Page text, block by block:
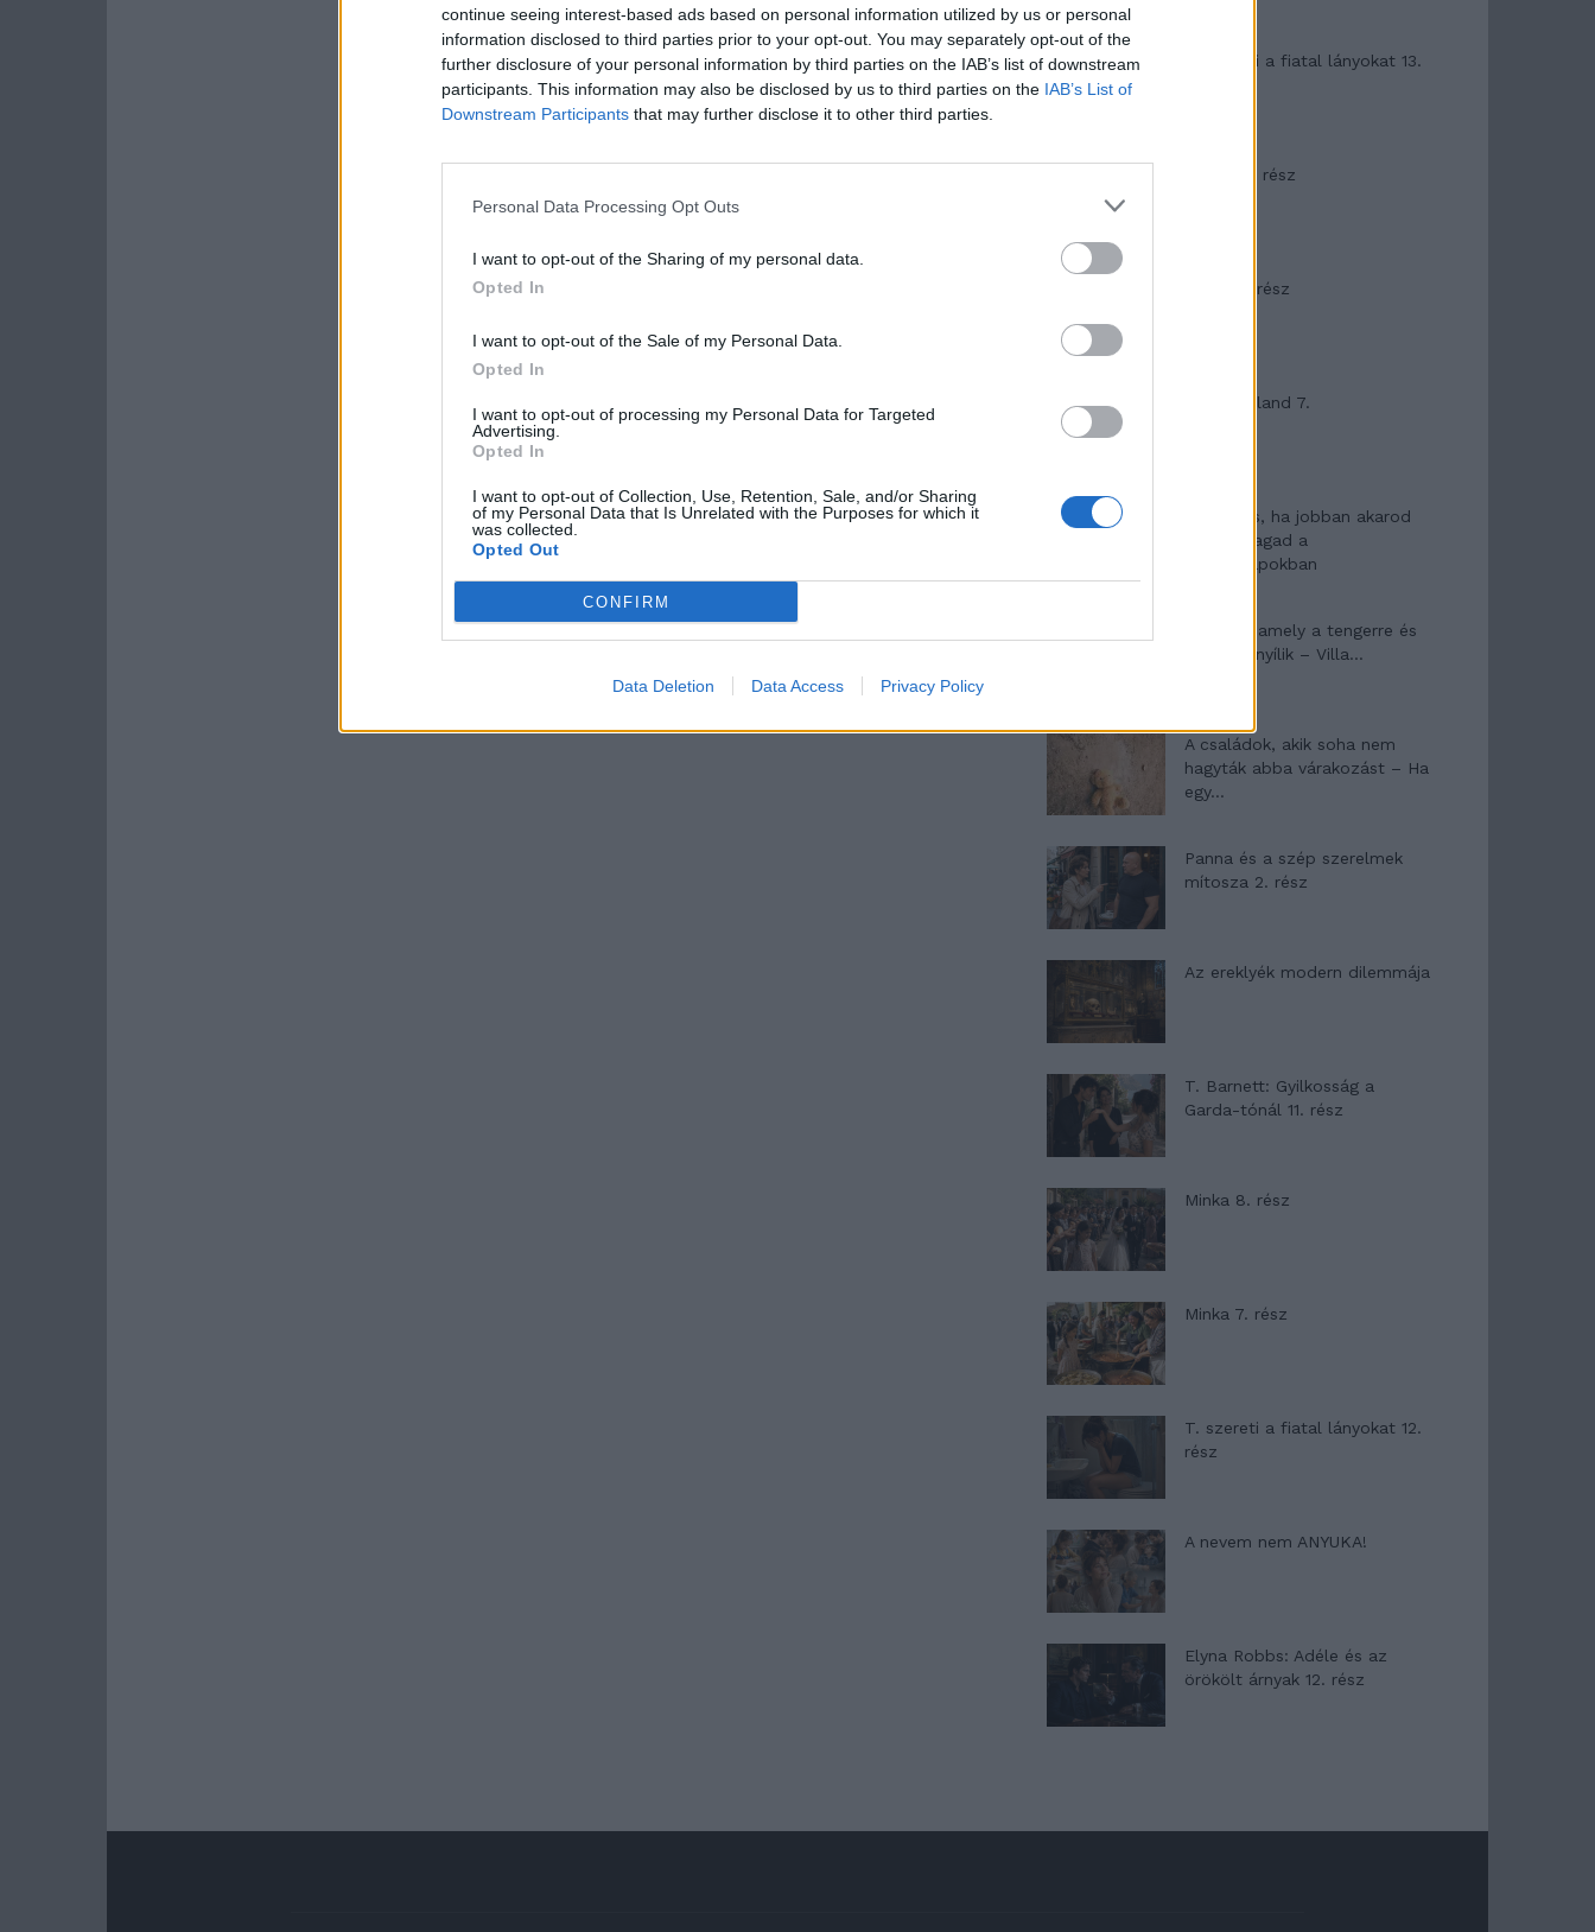
continue seeing interest-based ads based on personal information utilized by us or personal
information disclosed to third parties prior to your opt-out. You may separately opt-out of the
further disclosure of your personal information by third parties on the IAB’s list of downstream
participants. This information may also be disclosed by us to third parties on the IAB’s List of
Downstream Participants that may further disclose it to other third parties.
Personal Data Processing Opt Outs
I want to opt-out of the Sharing of my personal data.
Opted In
I want to opt-out of the Sale of my Personal Data.
Opted In
I want to opt-out of processing my Personal Data for Targeted
Advertising.
Opted In
I want to opt-out of Collection, Use, Retention, Sale, and/or Sharing
of my Personal Data that Is Unrelated with the Purposes for which it
was collected.
Opted Out
CONFIRM
Data Deletion Data Access Privacy Policy
T. szereti a fiatal lányokat 13.
Minka 10. rész
Minka 9. rész
Máltai kaland 7.
10 tanács, ha jobban akarod
érezni magad a
hétköznapokban
Egy ház, amely a tengerre és
a fényre nyílik – Villa...
A családok, akik soha nem
hagyták abba várakozást – Ha
egy...
Panna és a szép szerelmek
mítosza 2. rész
Az ereklyék modern dilemmája
T. Barnett: Gyilkosság a
Garda-tónál 11. rész
Minka 8. rész
Minka 7. rész
T. szereti a fiatal lányokat 12.
rész
A nevem nem ANYUKA!
Elyna Robbs: Adéle és az
örökölt árnyak 12. rész